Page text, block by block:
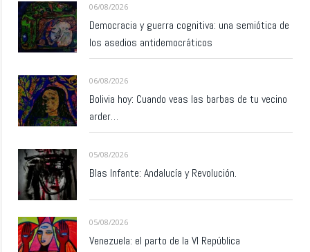
06/08/2026
Democracia y guerra cognitiva: una semiótica de
los asedios antidemocráticos
06/08/2026
Bolivia hoy: Cuando veas las barbas de tu vecino
arder…
05/08/2026
Blas Infante: Andalucía y Revolución.
05/08/2026
Venezuela: el parto de la VI República